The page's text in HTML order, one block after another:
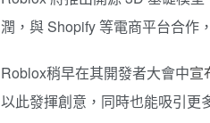
潤，與 Shopify 等電商平台合作
Roblox稍早在其開發者大會中宣
以此發揮創意，同時也能吸引更